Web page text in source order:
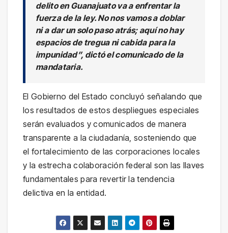
delito en Guanajuato va a enfrentar la
fuerza de la ley. No nos vamos a doblar
ni a dar un solo paso atrás; aquí no hay
espacios de tregua ni cabida para la
impunidad”, dictó el comunicado de la
mandataria.
El Gobierno del Estado concluyó señalando que
los resultados de estos despliegues especiales
serán evaluados y comunicados de manera
transparente a la ciudadanía, sosteniendo que
el fortalecimiento de las corporaciones locales
y la estrecha colaboración federal son las llaves
fundamentales para revertir la tendencia
delictiva en la entidad.